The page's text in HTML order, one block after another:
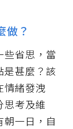
做？
些省思，當
是甚麼？該
情緒發洩
思考及維
一日，自